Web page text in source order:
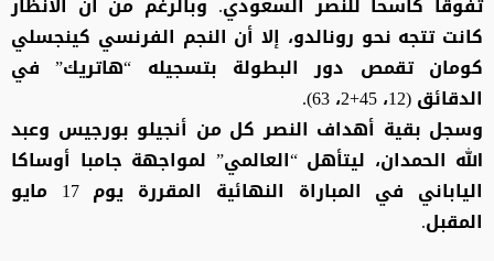
كانت تتجه نحو رونالدو، إلا أن النجم الفرنسي كينجسلي
كومان تقمص دور البطولة بتسجيله “هاتريك” في
الدقائق (12، 45+2، 63).
وسجل بقية أهداف النصر كل من أنجيلو بورجيس وعبد
الله الحمدان، ليتأهل “العالمي” لمواجهة جامبا أوساكا
الياباني في المباراة النهائية المقررة يوم 17 مايو
المقبل.